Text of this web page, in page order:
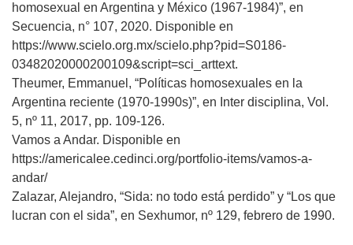
homosexual en Argentina y México (1967-1984)”, en
Secuencia, n° 107, 2020. Disponible en
https://www.scielo.org.mx/scielo.php?pid=S0186-
03482020000200109&script=sci_arttext.
Theumer, Emmanuel, “Políticas homosexuales en la
Argentina reciente (1970-1990s)”, en Inter disciplina, Vol.
5, nº 11, 2017, pp. 109-126.
Vamos a Andar. Disponible en
https://americalee.cedinci.org/portfolio-items/vamos-a-
andar/
Zalazar, Alejandro, “Sida: no todo está perdido” y “Los que
lucran con el sida”, en Sexhumor, nº 129, febrero de 1990.